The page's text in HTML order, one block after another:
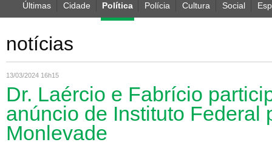
Últimas Cidade Política Polícia Cultura Social
notícias
13/03/2024 16h15
Dr. Laércio e Fabrício
anúncio de Instituto Federal
Monlevade